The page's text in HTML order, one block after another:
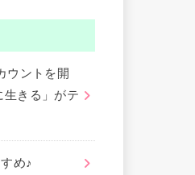
ウントを開
生きる」がテ
め♪